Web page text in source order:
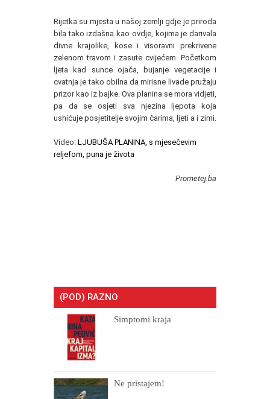
Rijetka su mjesta u našoj zemlji gdje je priroda
bila tako izdašna kao ovdje, kojima je darivala
divne krajolike, kose i visoravni prekrivene
zelenom travom i zasute cvijećem. Početkom
ljeta kad sunce ojača, bujanje vegetacije i
cvatnja je tako obilna da mirisne livade pružaju
prizor kao iz bajke. Ova planina se mora vidjeti,
pa da se osjeti sva njezina ljepota koja
ushićuje posjetitelje svojim čarima, ljeti a i zimi.
Video: LJUBUŠA PLANINA, s mjesečevim
reljefom, puna je života
Prometej.ba
(POD) RAZNO
Simptomi kraja
Ne pristajem!